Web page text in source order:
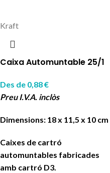
Kraft
Caixa Automuntable 25/1
Des de 0,88€
Preu I.V.A. inclòs
Dimensions: 18 x 11,5 x 10 cm
Caixes de cartró
automuntables fabricades
amb cartró D3.